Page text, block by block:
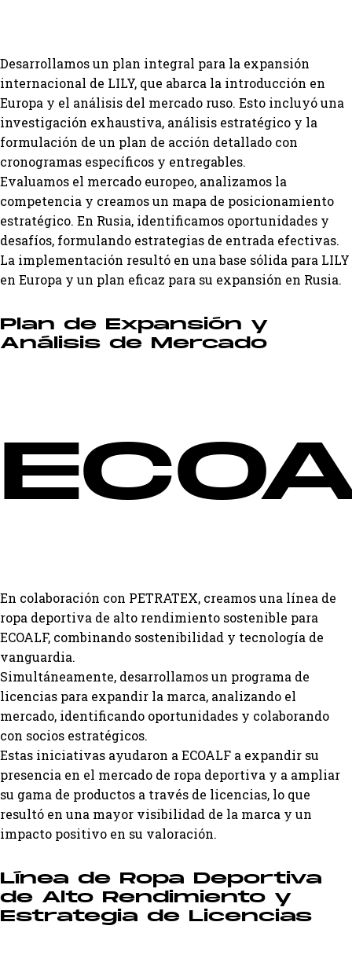
Desarrollamos un plan integral para la expansión
internacional de LILY, que abarca la introducción en
Europa y el análisis del mercado ruso. Esto incluyó una
investigación exhaustiva, análisis estratégico y la
formulación de un plan de acción detallado con
cronogramas específicos y entregables.
Evaluamos el mercado europeo, analizamos la
competencia y creamos un mapa de posicionamiento
estratégico. En Rusia, identificamos oportunidades y
desafíos, formulando estrategias de entrada efectivas.
La implementación resultó en una base sólida para LILY
en Europa y un plan eficaz para su expansión en Rusia.
Plan de Expansión y
Análisis de Mercado
En colaboración con PETRATEX, creamos una línea de
ropa deportiva de alto rendimiento sostenible para
ECOALF, combinando sostenibilidad y tecnología de
vanguardia.
Simultáneamente, desarrollamos un programa de
licencias para expandir la marca, analizando el
mercado, identificando oportunidades y colaborando
con socios estratégicos.
Estas iniciativas ayudaron a ECOALF a expandir su
presencia en el mercado de ropa deportiva y a ampliar
su gama de productos a través de licencias, lo que
resultó en una mayor visibilidad de la marca y un
impacto positivo en su valoración.
Línea de Ropa Deportiva
de Alto Rendimiento y
Estrategia de Licencias